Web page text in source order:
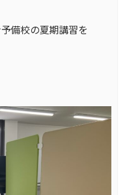
備校の夏期講習を